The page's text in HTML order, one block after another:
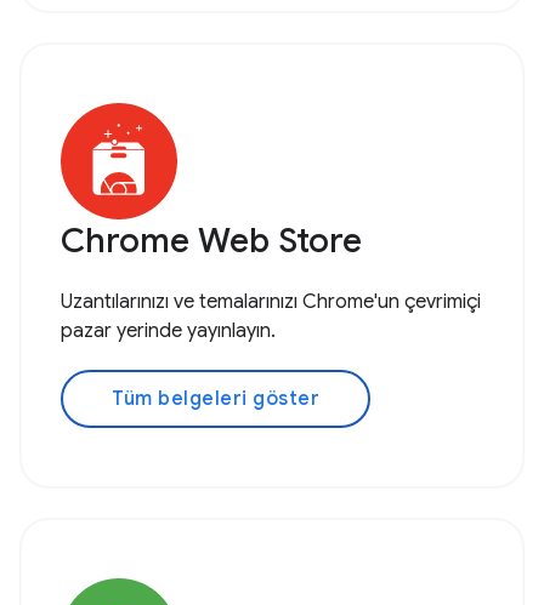
Chrome Web Store
Uzantılarınızı ve temalarınızı Chrome'un çevrimiçi
pazar yerinde yayınlayın.
Tüm belgeleri göster